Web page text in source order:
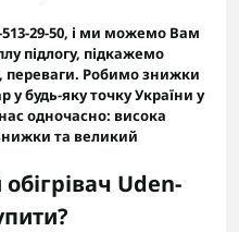
29-50, і ми можемо Вам
підлогу, підкажемо
переваги. Робимо знижки
у будь-яку точку України у
одночасно: висока
та великий
Uden-